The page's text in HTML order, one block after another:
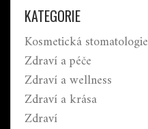
KATEGORIE
Kosmetická stomatologie
Zdraví a péče
Zdraví a wellness
Zdraví a krása
Zdraví